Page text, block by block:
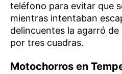
teléfono para evitar que
mientras intentaban
delincuentes la agarró
por tres cuadras.
Motochorros en